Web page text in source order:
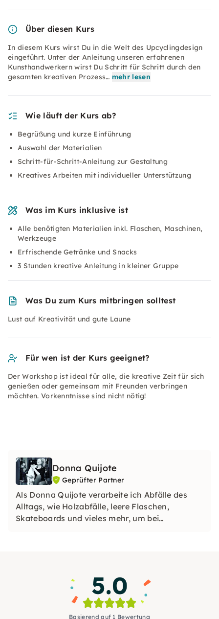
Über diesen Kurs
In diesem Kurs wirst Du in die Welt des Upcyclingdesign
eingeführt. Unter der Anleitung unseren erfahrenen
Kunsthandwerkern wirst Du Schritt für Schritt durch den
gesamten kreativen Prozess… mehr lesen
Wie läuft der Kurs ab?
Begrüßung und kurze Einführung
Auswahl der Materialien
Schritt-für-Schritt-Anleitung zur Gestaltung
Kreatives Arbeiten mit individueller Unterstützung
Was im Kurs inklusive ist
Alle benötigten Materialien inkl. Flaschen, Maschinen,
Werkzeuge
Erfrischende Getränke und Snacks
3 Stunden kreative Anleitung in kleiner Gruppe
Was Du zum Kurs mitbringen solltest
Lust auf Kreativität und gute Laune
Für wen ist der Kurs geeignet?
Der Workshop ist ideal für alle, die kreative Zeit für sich
genießen oder gemeinsam mit Freunden verbringen
möchten. Vorkenntnisse sind nicht nötig!
Donna Quijote
Geprüfter Partner
Als Donna Quijote verarbeite ich Abfälle des
Alltags, wie Holzabfälle, leere Flaschen,
Skateboards und vieles mehr, um bei
5.0
Basierend auf 1 Bewertung